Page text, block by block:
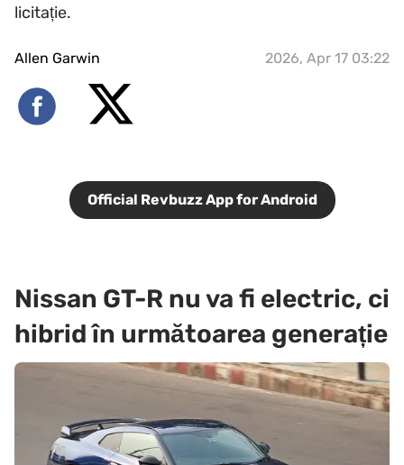
licitație.
Allen Garwin 2026, Apr 17 03:22
Official Revbuzz App for Android
Nissan GT-R nu va fi electric, ci
hibrid în următoarea generație